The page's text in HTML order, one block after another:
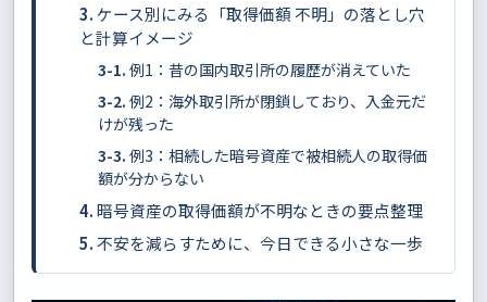
ケース別にみる「取得価額 不明」の落とし穴
と計算イメージ
例1：昔の国内取引所の履歴が消えていた
例2：海外取引所が閉鎖しており、入金元だ
けが残った
例3：相続した暗号資産で被相続人の取得価
額が分からない
暗号資産の取得価額が不明なときの要点整理
不安を減らすために、今日できる小さな一歩